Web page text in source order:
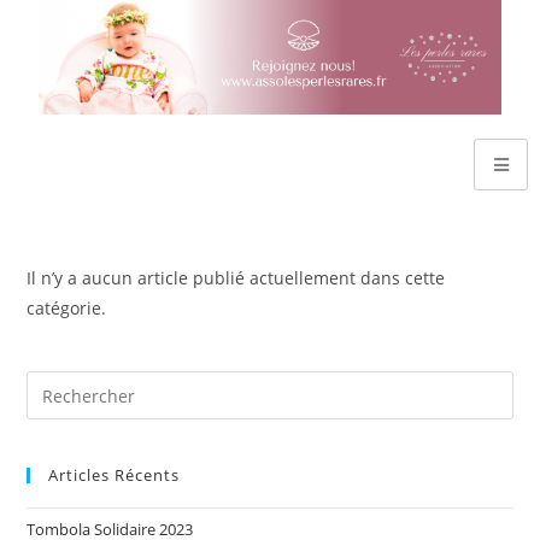
Il n’y a aucun article publié actuellement dans cette
catégorie.
Articles Récents
Tombola Solidaire 2023